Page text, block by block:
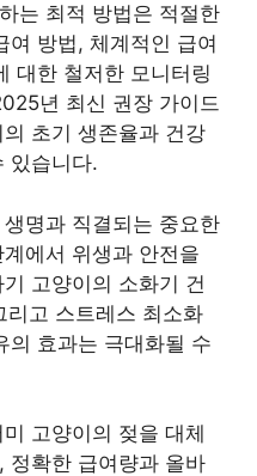
는 최적 방법은 적절한
여 방법, 체계적인 급여
대한 철저한 모니터링
년 최신 권장 가이드
초기 생존율과 건강
있습니다.
명과 직결되는 중요한
에서 위생과 안전을
고양이의 소화기 건
고 스트레스 최소화
의 효과는 극대화될 수
고양이의 젖을 대체
정확한 급여량과 올바